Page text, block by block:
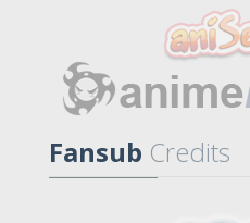
Fansub Credits